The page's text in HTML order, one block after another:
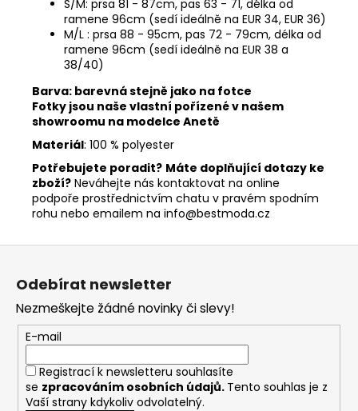
S/M: prsa 81 - 87cm, pas 63 - 71, délka od
ramene 96cm (sedí ideálně na EUR 34, EUR 36)
M/L : prsa 88 - 95cm, pas 72 - 79cm, délka od
ramene 96cm (sedí ideálně na EUR 38 a
38/40)
Barva: barevná stejně jako na fotce
Fotky jsou naše vlastní pořízené v našem
showroomu na modelce Anetě
Materiál: 100 % polyester
Potřebujete poradit? Máte doplňující dotazy ke
zboží? Neváhejte nás kontaktovat na online
podpoře prostřednictvím chatu v pravém spodním
rohu nebo emailem na info@bestmoda.cz
Odebírat newsletter
Nezmeškejte žádné novinky či slevy!
E-mail
Registrací k newsletteru souhlasíte
se zpracováním osobních údajů. Tento souhlas je z
Vaší strany kdykoliv odvolatelný.